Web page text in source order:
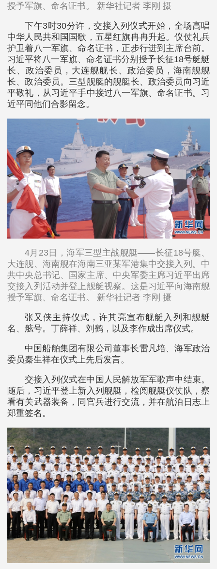
授予军旗、命名证书。 新华社记者 李刚 摄
下午3时30分许，交接入列仪式开始，全场高唱
中华人民共和国国歌，五星红旗冉冉升起。仪仗礼兵
护卫着八一军旗、命名证书，正步行进到主席台前。
习近平将八一军旗、命名证书分别授予长征18号艇艇
长、政治委员，大连舰舰长、政治委员，海南舰舰
长、政治委员。三型舰艇的舰艇长、政治委员向习近
平敬礼，从习近平手中接过八一军旗、命名证书。习
近平同他们合影留念。
4月23日，海军三型主战舰艇——长征18号艇、
大连舰、海南舰在海南三亚某军港集中交接入列。中
共中央总书记、国家主席、中央军委主席习近平出席
交接入列活动并登上舰艇视察。这是习近平向海南舰
授予军旗、命名证书。 新华社记者 李刚 摄
张又侠主持仪式，许其亮宣布舰艇入列和舰艇
名、舷号。丁薛祥、刘鹤，以及李作成出席仪式。
中国船舶集团有限公司董事长雷凡培、海军政治
委员秦生祥在仪式上先后发言。
交接入列仪式在中国人民解放军军歌声中结束。
随后，习近平登上新入列舰艇，检阅舰艇仪仗队，察
看有关武器装备，同官兵进行交流，并在航泊日志上
郑重签名。